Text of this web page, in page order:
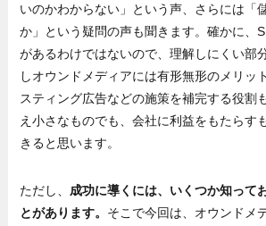
いのかわからない」という声、さらには「
か」という疑問の声も聞きます。確かに、
があるわけではないので、理解しにくい部
しオウンドメディアには有形無形のメリッ
スティング広告などの施策を補完する役割
え小さなものでも、会社に利益をもたらす
きると思います。
ただし、 成功に導くには、いくつか知って
とがあります。 そこで今回は、オウンドメ